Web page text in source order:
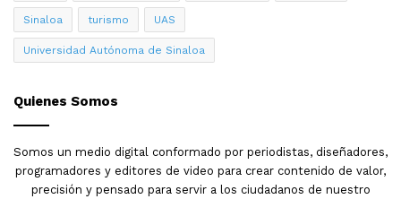
Sinaloa turismo UAS
Universidad Autónoma de Sinaloa
Quienes Somos
Somos un medio digital conformado por periodistas, diseñadores,
programadores y editores de video para crear contenido de valor,
precisión y pensado para servir a los ciudadanos de nuestro